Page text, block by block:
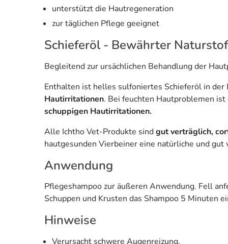
unterstützt die Hautregeneration
zur täglichen Pflege geeignet
Schieferöl - Bewährter
Begleitend zur ursächlichen Behandlung der
Enthalten ist helles sulfoniertes Schieferöl in
Hautirritationen. Bei feuchten Hautproblemen
schuppigen Hautirritationen.
Alle Ichtho Vet-Produkte sindgut verträglich,
hautgesunden Vierbeiner eine natürliche und
Anwendung
Pflegeshampoo zur äußeren Anwendung. Fell
Schuppen und Krusten das Shampoo 5 Minuten
Hinweise
Verursacht schwere Augenreizung.